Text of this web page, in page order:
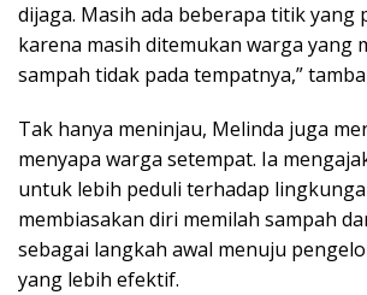
dijaga. Masih ada beberapa titik yang
karena masih ditemukan warga yang
sampah tidak pada tempatnya,”
Tak hanya meninjau, Melinda juga
menyapa warga setempat. Ia
untuk lebih peduli terhadap
membiasakan diri memilah sampah
sebagai langkah awal menuju
yang lebih efektif.